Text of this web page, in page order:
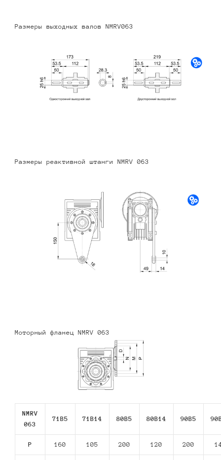
Размеры выходных валов NMRV063
Размеры реактивной штанги NMRV 063
Моторный фланец NMRV 063
NMRV
063
71В5 71В14 80В5 80В14 90В5
P 160 105 200 120 200